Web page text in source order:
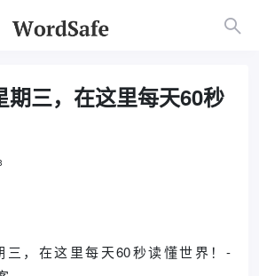
期三，在这里每天60秒